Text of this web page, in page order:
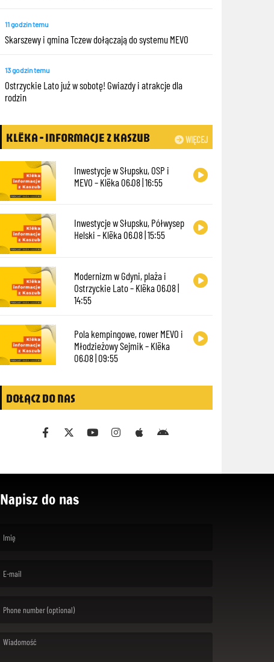
11 godzin temu
Skarszewy i gmina Tczew dołączają do systemu MEVO
13 godzin temu
Ostrzyckie Lato już w sobotę! Gwiazdy i atrakcje dla
rodzin
WIĘCEJ
KLËKA - INFORMACJE Z KASZUB
Inwestycje w Słupsku, OSP i
MEVO – Klëka 06.08 | 16:55
Inwestycje w Słupsku, Półwysep
Helski – Klëka 06.08 | 15:55
Modernizm w Gdyni, plaża i
Ostrzyckie Lato – Klëka 06.08 |
14:55
Pola kempingowe, rower MEVO i
Młodzieżowy Sejmik – Klëka
06.08 | 09:55
DOŁĄCZ DO NAS
Napisz do nas